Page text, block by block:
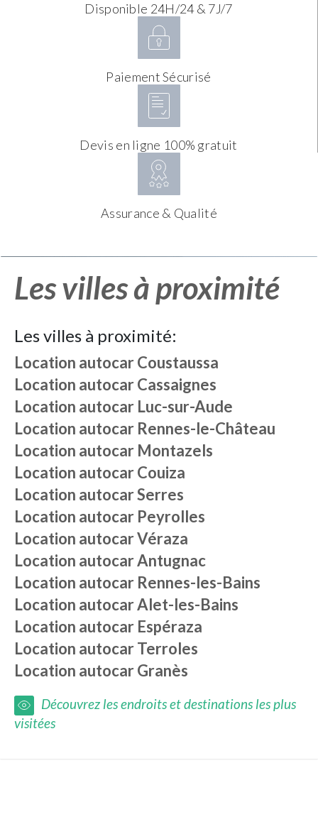
Disponible 24H/24 & 7J/7
Paiement Sécurisé
Devis en ligne 100% gratuit
Assurance & Qualité
Les villes à proximité
Les villes à proximité:
Location autocarCoustaussa
Location autocarCassaignes
Location autocar Luc-sur-Aude
Location autocar Rennes-le-Château
Location autocar Montazels
Location autocarCouiza
Location autocarSerres
Location autocar Peyrolles
Location autocarVéraza
Location autocarAntugnac
Location autocar Rennes-les-Bains
Location autocarAlet-les-Bains
Location autocar Espéraza
Location autocarTerroles
Location autocarGranès
Découvrez les endroits et destinations les plus
visitées